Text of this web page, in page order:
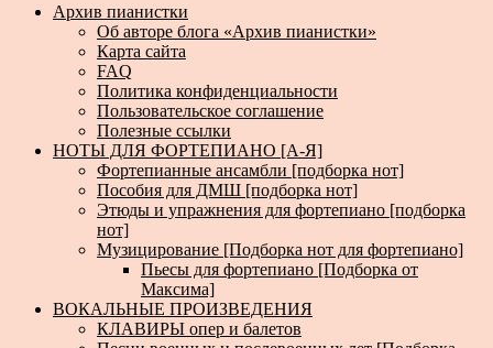
Архив пианистки
Об авторе блога «Архив пианистки»
Карта сайта
FAQ
Политика конфиденциальности
Пользовательское соглашение
Полезные ссылки
НОТЫ ДЛЯ ФОРТЕПИАНО [А-Я]
Фортепианные ансамбли [подборка нот]
Пособия для ДМШ [подборка нот]
Этюды и упражнения для фортепиано [подборка
нот]
Музицирование [Подборка нот для фортепиано]
Пьесы для фортепиано [Подборка от
Максима]
ВОКАЛЬНЫЕ ПРОИЗВЕДЕНИЯ
КЛАВИРЫ опер и балетов